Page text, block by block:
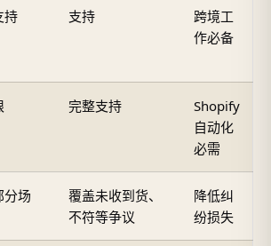
持 支持
跨境工
作必备
完整支持
Shopify
自动化
必需
分场
覆盖未收到货、
不符等争议
降低纠
纷损失